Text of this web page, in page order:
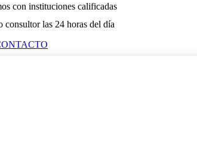
con instituciones calificadas
consultor las 24 horas del día